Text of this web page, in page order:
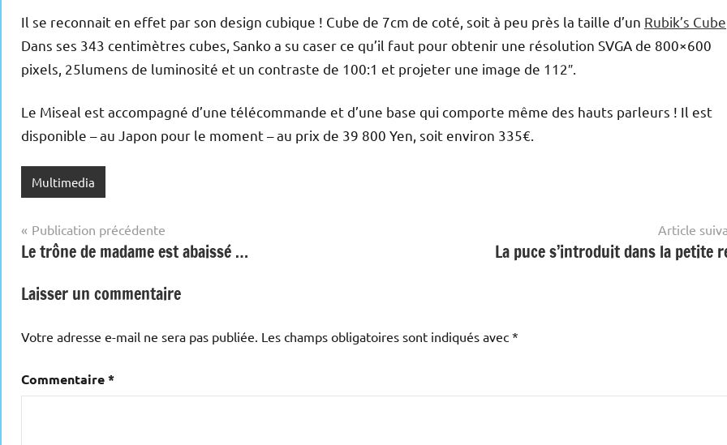
Il se reconnait en effet par son design cubique ! Cube de 7cm de coté, soit à peu près la taille d’un Rubik’s Cube
Dans ses 343 centimètres cubes, Sanko a su caser ce qu’il faut pour obtenir une résolution SVGA de 800×600
pixels, 25lumens de luminosité et un contraste de 100:1 et projeter une image de 112″.
Le Miseal est accompagné d’une télécommande et d’une base qui comporte même des hauts parleurs ! Il est
disponible – au Japon pour le moment – au prix de 39 800 Yen, soit environ 335€.
Multimedia
Navigation
de
l’article
Publication précédente
Le trône de madame est abaissé …
Article
La puce s’introduit dans la petite
Laisser un commentaire
Votre adresse e-mail ne sera pas publiée. Les champs obligatoires sont indiqués avec *
Commentaire*